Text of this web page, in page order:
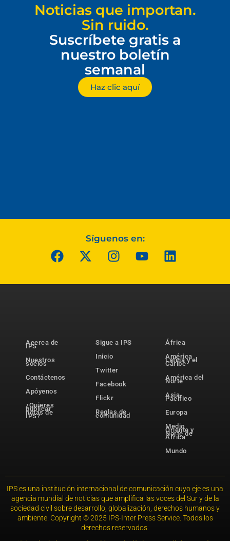
Noticias que importan.
Sin ruido.
Suscríbete gratis a
nuestro boletín
semanal
Haz clic aquí
Síguenos en:
Acerca de
IPS
Nuestros
socios
Contáctenos
Apóyenos
¿Quieres
publicar
notas de
IPS?
Sigue a IPS
Inicio
Twitter
Facebook
Flickr
Reglas de
comunidad
África
América
Latina y el
Caribe
América del
Norte
Asia-
Pacífico
Europa
Medio
Oriente y
Norte de
África
Mundo
IPS es una institución internacional de comunicación cuyo eje es una
agencia mundial de noticias que amplifica las voces del Sur y de la
sociedad civil sobre desarrollo, globalización, derechos humanos y
ambiente. Copyright © 2025 IPS-Inter Press Service. Todos los
derechos reservados.